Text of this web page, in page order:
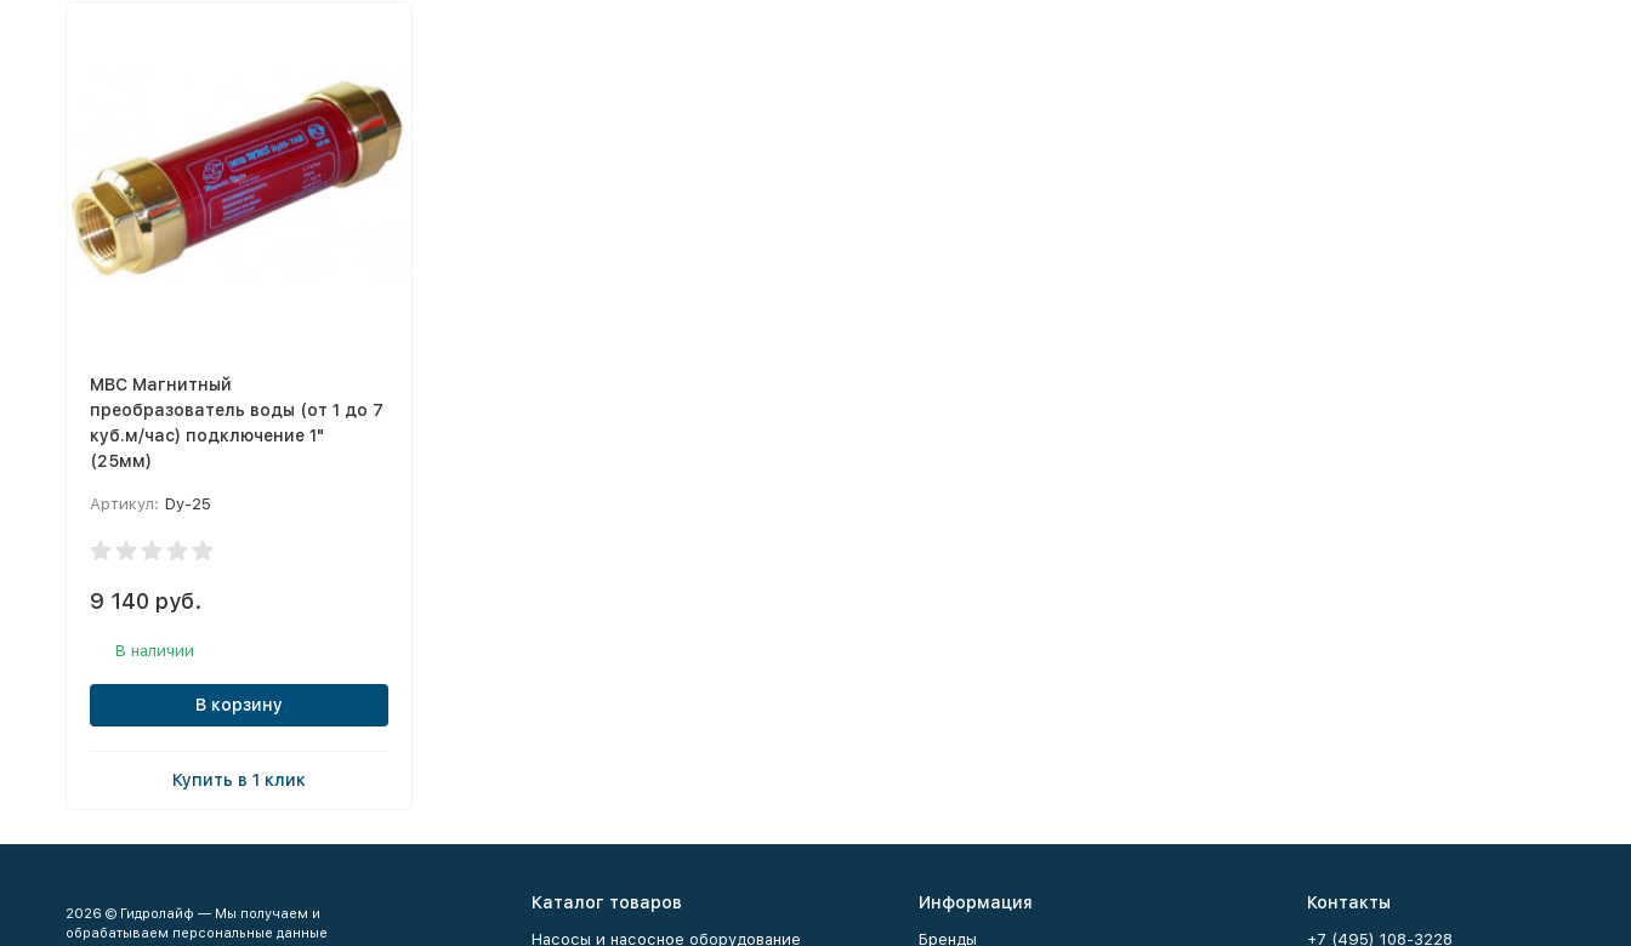
МВС Магнитный
преобразователь воды (от 1 до 7
куб.м/час) подключение 1"
(25мм)
Артикул: Dy-25
9 140 руб.
В наличии
В корзину
Купить в 1 клик
2026 © Гидролайф — Мы получаем и
обрабатываем персональные данные
Каталог товаров
Насосы и насосное оборудование
Информация
Бренды
Контакты
+7 (495) 108-3228